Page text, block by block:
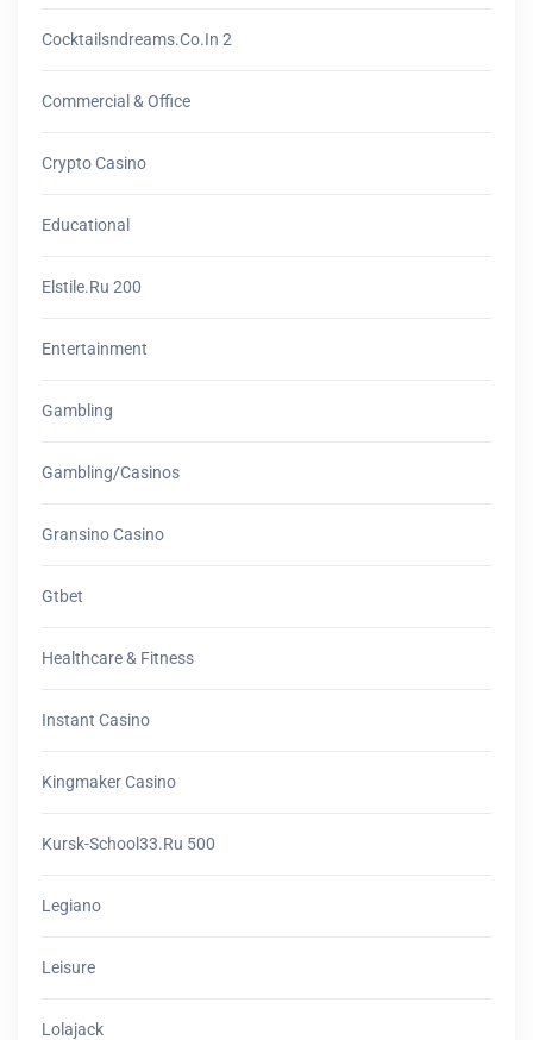
Cocktailsndreams.co.in 2
Commercial & Office
Crypto Casino
Educational
Elstile.ru 200
Entertainment
Gambling
Gambling/casinos
Gransino Casino
Gtbet
Healthcare & Fitness
Instant Casino
Kingmaker Casino
Kursk-School33.ru 500
Legiano
Leisure
Lolajack